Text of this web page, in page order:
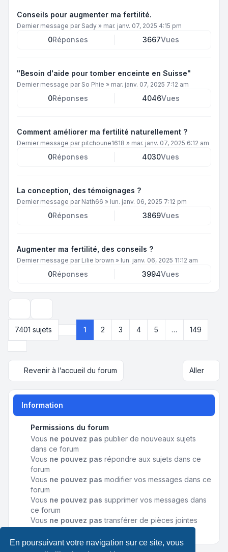
En poursuivant votre navigation sur ce site, vous
Conseils pour augmenter ma fertilité.
Dernier message par Sady » mar. janv. 07, 2025 4:15 pm
0Réponses 3667Vues
"Besoin d'aide pour tomber enceinte en Suisse"
Dernier message par So Phie » mar. janv. 07, 2025 7:12 am
0Réponses 4046Vues
Comment améliorer ma fertilité naturellement ?
Dernier message par pitchoune1618 » mar. janv. 07, 2025 6:12 am
0Réponses 4030Vues
La conception, des témoignages ?
Dernier message par Nath66 » lun. janv. 06, 2025 7:12 pm
0Réponses 3869Vues
Augmenter ma fertilité, des conseils ?
Dernier message par Lilie brown » lun. janv. 06, 2025 11:12 am
0Réponses 3994Vues
7401 sujets
Page 1 sur149
1 2 3 4 5 …
149
Revenir à l’accueil du forum Aller
Information
Permissions du forum
Vous ne pouvez pas publier de nouveaux sujets
dans ce forum
Vous ne pouvez pas répondre aux sujets dans ce
forum
Vous ne pouvez pas modifier vos messages dans ce
forum
Vous ne pouvez pas supprimer vos messages dans
ce forum
Vous ne pouvez pas transférer de pièces jointes